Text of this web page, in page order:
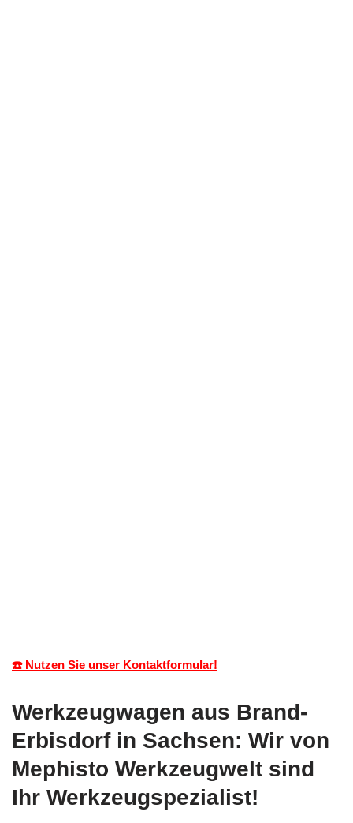
☎️ Nutzen Sie unser Kontaktformular!
Werkzeugwagen aus Brand-
Erbisdorf in Sachsen: Wir von
Mephisto Werkzeugwelt sind
Ihr Werkzeugspezialist!